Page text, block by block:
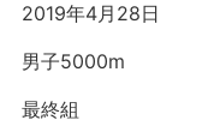
2019年4月28日
男子5000m
最終組